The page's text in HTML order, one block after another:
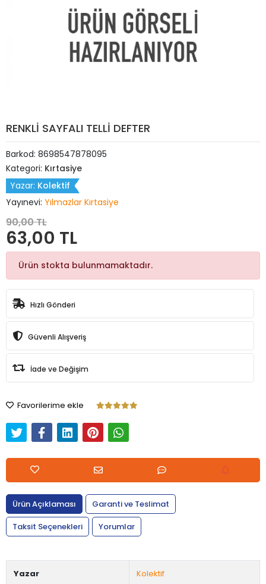
RENKLİ SAYFALI TELLİ DEFTER
Barkod: 8698547878095
Kategori: Kırtasiye
Yazar: Kolektif
Yayınevi: Yılmazlar Kırtasiye
90,00 TL
63,00 TL
Ürün stokta bulunmamaktadır.
Hızlı Gönderi
Güvenli Alışveriş
İade ve Değişim
Favorilerime ekle
Ürün Açıklaması
Garanti ve Teslimat
Taksit Seçenekleri
Yorumlar
Yazar Kolektif